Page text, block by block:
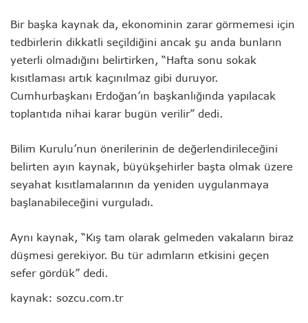
Bir başka kaynak da, ekonominin zarar görmemesi için
tedbirlerin dikkatli seçildiğini ancak şu anda bunların
yeterli olmadığını belirtirken, “Hafta sonu sokak
kısıtlaması artık kaçınılmaz gibi duruyor.
Cumhurbaşkanı Erdoğan’ın başkanlığında yapılacak
toplantıda nihai karar bugün verilir” dedi.
Bilim Kurulu’nun önerilerinin de değerlendirileceğini
belirten ayın kaynak, büyükşehirler başta olmak üzere
seyahat kısıtlamalarının da yeniden uygulanmaya
başlanabileceğini vurguladı.
Aynı kaynak, “Kış tam olarak gelmeden vakaların biraz
düşmesi gerekiyor. Bu tür adımların etkisini geçen
sefer gördük” dedi.
kaynak: sozcu.com.tr